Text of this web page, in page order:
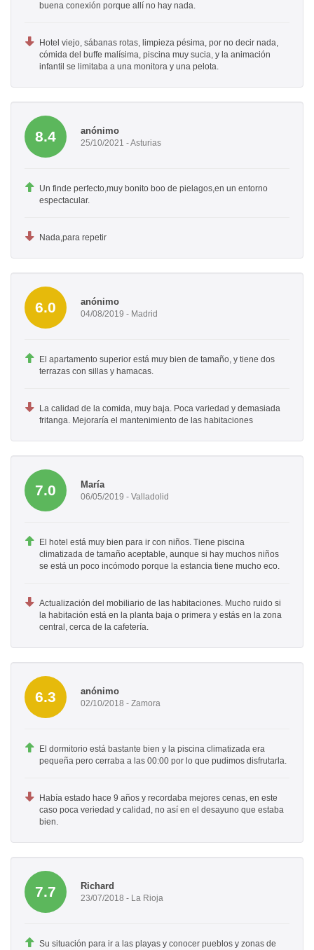
buena conexión porque allí no hay nada.
Hotel viejo, sábanas rotas, limpieza pésima, por no decir nada,
cómida del buffe malísima, piscina muy sucia, y la animación
infantil se limitaba a una monitora y una pelota.
8.4 anónimo
25/10/2021 - Asturias
Un finde perfecto,muy bonito boo de pielagos,en un entorno
espectacular.
Nada,para repetir
6.0 anónimo
04/08/2019 - Madrid
El apartamento superior está muy bien de tamaño, y tiene dos
terrazas con sillas y hamacas.
La calidad de la comida, muy baja. Poca variedad y demasiada
fritanga. Mejoraría el mantenimiento de las habitaciones
7.0 María
06/05/2019 - Valladolid
El hotel está muy bien para ir con niños. Tiene piscina
climatizada de tamaño aceptable, aunque si hay muchos niños
se está un poco incómodo porque la estancia tiene mucho eco.
Actualización del mobiliario de las habitaciones. Mucho ruido si
la habitación está en la planta baja o primera y estás en la zona
central, cerca de la cafetería.
6.3 anónimo
02/10/2018 - Zamora
El dormitorio está bastante bien y la piscina climatizada era
pequeña pero cerraba a las 00:00 por lo que pudimos disfrutarla.
Había estado hace 9 años y recordaba mejores cenas, en este
caso poca veriedad y calidad, no así en el desayuno que estaba
bien.
7.7 Richard
23/07/2018 - La Rioja
Su situación para ir a las playas y conocer pueblos y zonas de